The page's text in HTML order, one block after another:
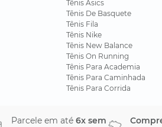
Tênis Asics
Tênis De Basquete
Tênis Fila
Tênis Nike
Tênis New Balance
Tênis On Running
Tênis Para Academia
Tênis Para Caminhada
Tênis Para Corrida
Parcele em até 6x sem